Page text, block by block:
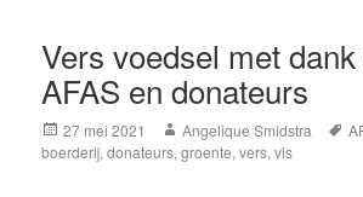
Vers voedsel met
AFAS en donateurs
Posted
on
27 mei 2021 Author
Angelique Smidstra
boerderij,donateurs,groente,vers,vis